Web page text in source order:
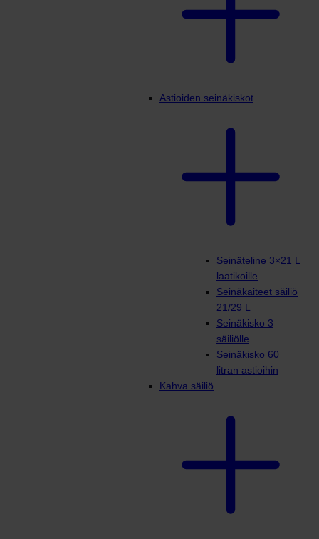
Astioiden seinäkiskot
Seinäteline 3×21 L
laatikoille
Seinäkaiteet säiliö
21/29 L
Seinäkisko 3
säiliölle
Seinäkisko 60
litran astioihin
Kahva säiliö